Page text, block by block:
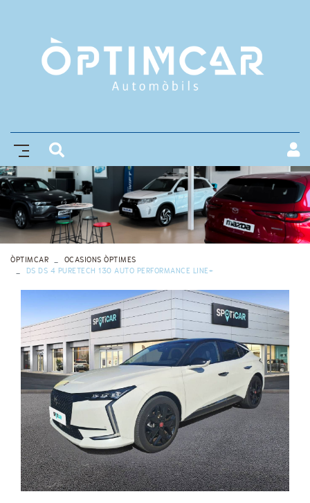
ÒPTIMCAR
OCASIONS ÒPTIMES
DS DS 4 PURETECH 130 AUTO PERFORMANCE LINE+